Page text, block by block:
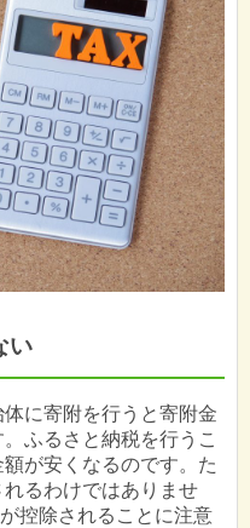
い
に寄附を行うと寄附金
ふるさと納税を行うこ
が安くなるのです。た
るわけではありませ
控除されることに注意